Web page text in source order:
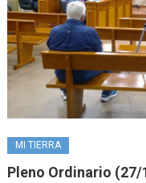
MI TIERRA
Pleno Ordinario (27/